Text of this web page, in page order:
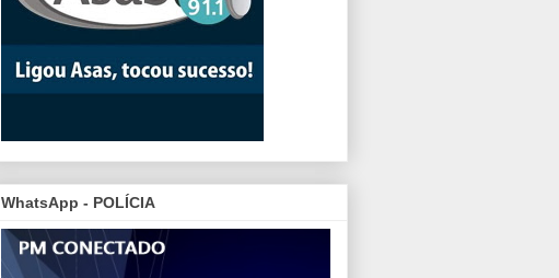
WhatsApp - POLÍCIA